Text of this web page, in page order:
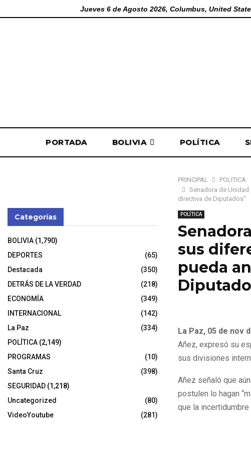
Jueves 6 de Agosto 2026, Columbus, United
PORTADA BOLIVIA POLÍTICA
PRINCIPAL
POLÍTICA
Senadora de Unidad
directiva de Diputados”
POLÍTICA
sus
pueda
La Paz, 05 de nov
Añez, expresó su
sus divisiones
Añez señaló que
postulen lo hagan
que la
Categorías
BOLIVIA (1,790)
DEPORTES
(65)
Destacada
(350)
DETRÁS DE LA VERDAD
(218)
ECONOMÍA
(349)
INTERNACIONAL
(142)
La Paz
(334)
POLÍTICA (2,149)
PROGRAMAS
(10)
Santa Cruz
(398)
SEGURIDAD (1,218)
Uncategorized
(80)
VideoYoutube
(281)